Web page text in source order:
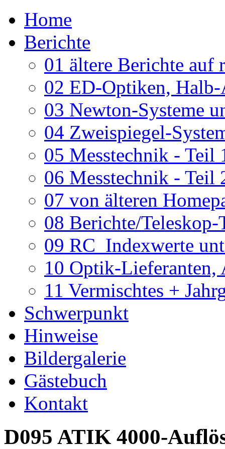
Home
Berichte
01 ältere Berichte auf
02 ED-Optiken, Halb-
03 Newton-Systeme
04 Zweispiegel-
05 Messtechnik - Teil
06 Messtechnik - Teil
07 von älteren
08 Berichte/
09 RC_Indexwerte
10 Optik-Lieferanten,
11 Vermischtes +
Schwerpunkt
Hinweise
Bildergalerie
Gästebuch
Kontakt
D095 ATIK 4000-